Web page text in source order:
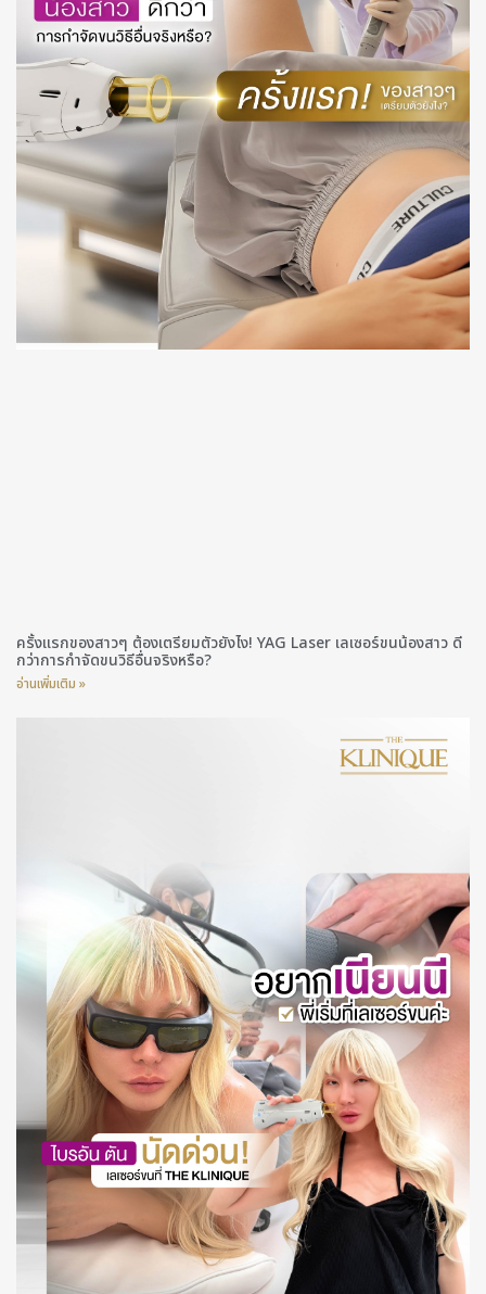
ครั้งแรกของสาวๆ ต้องเตรียมตัวยังไง! YAG Laser เลเซอร์ขนน้องสาว ดี
กว่าการกำจัดขนวิธีอื่นจริงหรือ?
อ่านเพิ่มเติม »